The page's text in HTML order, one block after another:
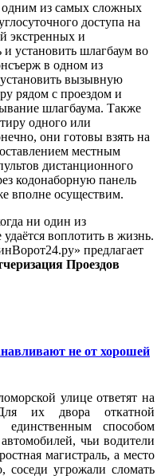
одним из самых сложных
доступа на
экстренных и
установить шлагбаум во
в одном из
вызывную
рядом с проездом и
шлагбаума. Также
одного или
они готовы взять на
местным
дистанционного
кодонаборную панель
вполне осуществим.
ни один из
воплотить в жизнь.
предлагает
Проездов
не от хорошей
улице ответят на
их двора откатной
единственным способом
чьи водители
магистраль, а место
соседи угрожали сломать